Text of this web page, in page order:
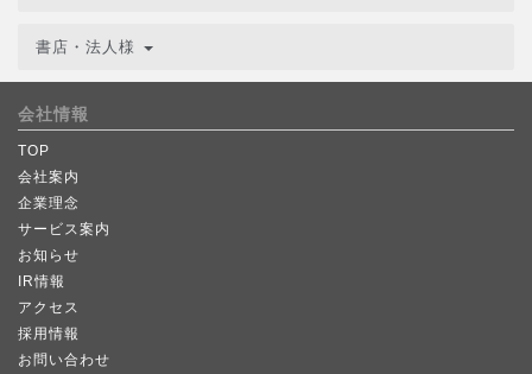
書店・法人様
会社情報
TOP
会社案内
企業理念
サービス案内
お知らせ
IR情報
アクセス
採用情報
お問い合わせ